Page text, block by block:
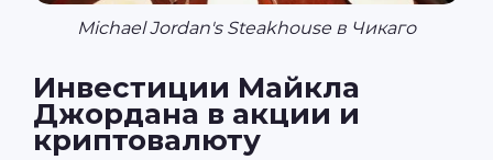
Michael Jordan's Steakhouse в Чикаго
Инвестиции Майкла
Джордана в акции и
криптовалюту